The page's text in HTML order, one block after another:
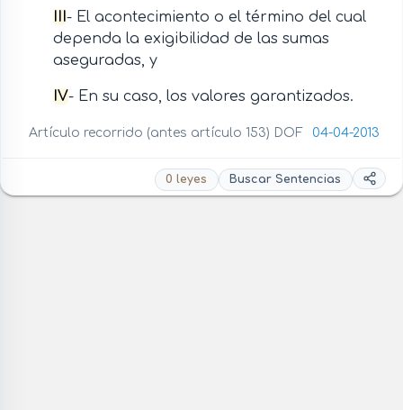
III- El acontecimiento o el término del cual
dependa la exigibilidad de las sumas
aseguradas, y
IV- En su caso, los valores garantizados.
Artículo recorrido (antes artículo 153) DOF 04-04-2013
0 leyes Buscar Sentencias